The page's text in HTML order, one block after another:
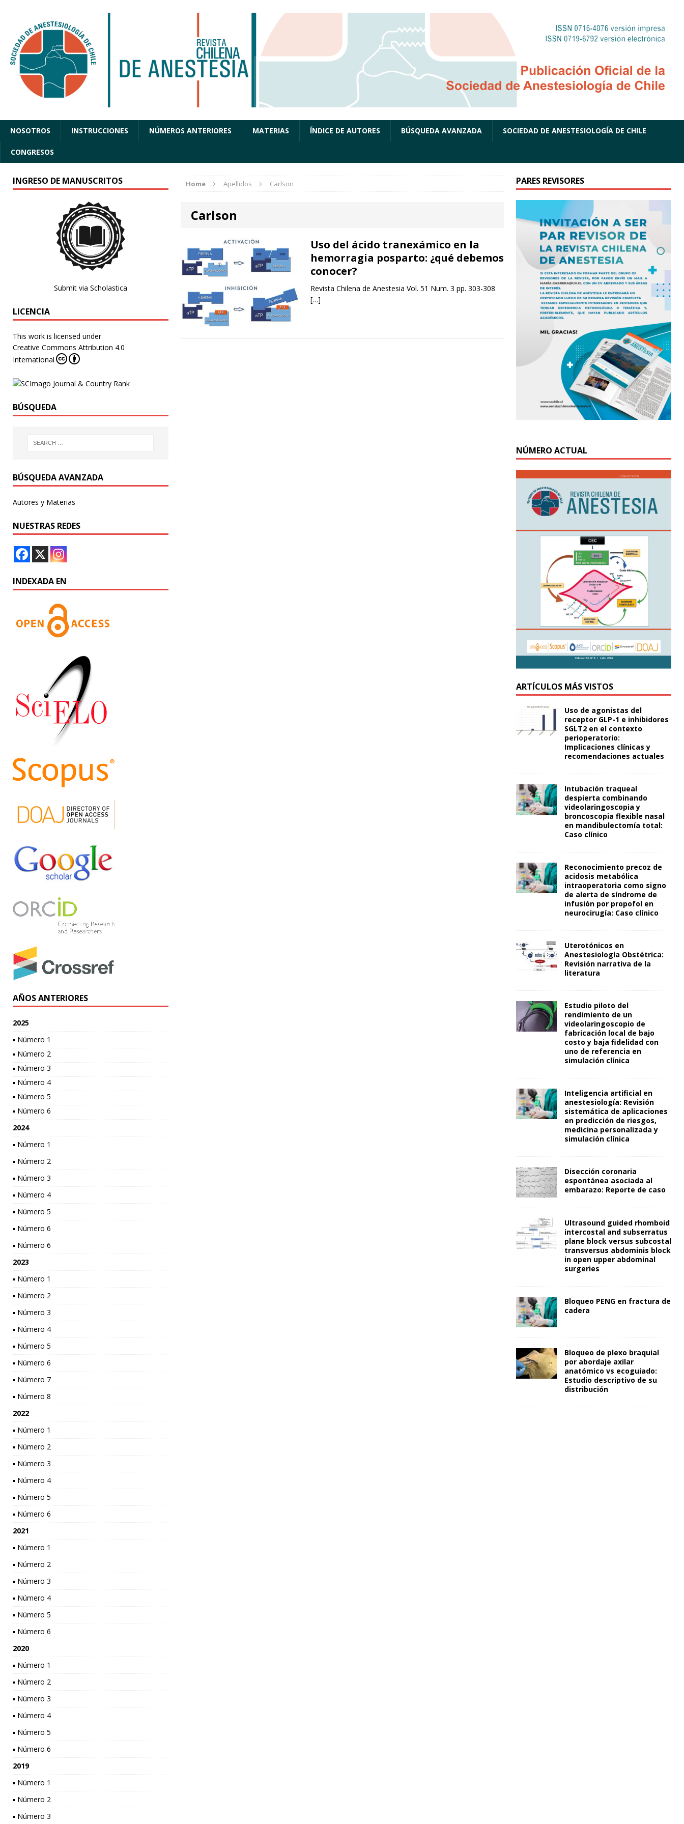
NOSOTROS INSTRUCCIONES NÚMEROS ANTERIORES MATERIAS ÍNDICE DE AUTORES BÚSQUEDA AVANZADA SOCIEDAD DE ANESTESIOLOGÍA DE CHILE
CONGRESOS
Home Apellidos Carlson
Carlson
Uso del ácido tranexámico en la
hemorragia posparto: ¿qué debemos
conocer?
Revista Chilena de Anestesia Vol. 51 Num. 3 pp. 303-308
[…]
INGRESO DE MANUSCRITOS
Submit via Scholastica
LICENCIA
This work is licensed under
Creative Commons Attribution 4.0
International
BÚSQUEDA
BÚSQUEDA AVANZADA
Autores y Materias
NUESTRAS REDES
INDEXADA EN
AÑOS ANTERIORES
2025
▪ Número 1
▪ Número 2
▪ Número 3
▪ Número 4
▪ Número 5
▪ Número 6
2024
▪ Número 1
▪ Número 2
▪ Número 3
▪ Número 4
▪ Número 5
▪ Número 6
▪ Número 6
2023
▪ Número 1
▪ Número 2
▪ Número 3
▪ Número 4
▪ Número 5
▪ Número 6
▪ Número 7
▪ Número 8
2022
▪ Número 1
▪ Número 2
▪ Número 3
▪ Número 4
▪ Número 5
▪ Número 6
2021
▪ Número 1
▪ Número 2
▪ Número 3
▪ Número 4
▪ Número 5
▪ Número 6
2020
▪ Número 1
▪ Número 2
▪ Número 3
▪ Número 4
▪ Número 5
▪ Número 6
2019
▪ Número 1
▪ Número 2
▪ Número 3
PARES REVISORES
NÚMERO ACTUAL
ARTÍCULOS MÁS VISTOS
Uso de agonistas del
receptor GLP-1 e inhibidores
SGLT2 en el contexto
perioperatorio:
Implicaciones clínicas y
recomendaciones actuales
Intubación traqueal
despierta combinando
videolaringoscopia y
broncoscopia flexible nasal
en mandibulectomía total:
Caso clínico
Reconocimiento precoz de
acidosis metabólica
intraoperatoria como signo
de alerta de síndrome de
infusión por propofol en
neurocirugía: Caso clínico
Uterotónicos en
Anestesiología Obstétrica:
Revisión narrativa de la
literatura
Estudio piloto del
rendimiento de un
videolaringoscopio de
fabricación local de bajo
costo y baja fidelidad con
uno de referencia en
simulación clínica
Inteligencia artificial en
anestesiología: Revisión
sistemática de aplicaciones
en predicción de riesgos,
medicina personalizada y
simulación clínica
Disección coronaria
espontánea asociada al
embarazo: Reporte de caso
Ultrasound guided rhomboid
intercostal and subserratus
plane block versus subcostal
transversus abdominis block
in open upper abdominal
surgeries
Bloqueo PENG en fractura de
cadera
Bloqueo de plexo braquial
por abordaje axilar
anatómico vs ecoguiado:
Estudio descriptivo de su
distribución